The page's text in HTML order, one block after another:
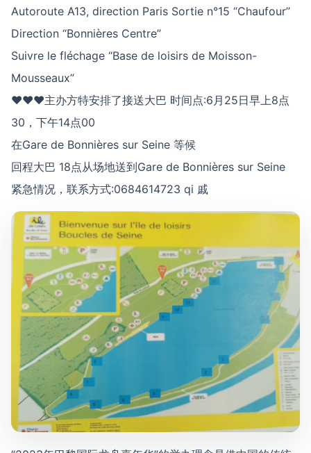
Autoroute A13, direction Paris Sortie n°15 “Chaufour”
Direction “Bonnières Centre”
Suivre le fléchage “Base de loisirs de Moisson-
Mousseaux”
♥♥♥主办方特安排了接送大巴 时间点:6月25日早上8点
30，下午14点00
在Gare de Bonnières sur Seine 等候
回程大巴 18点从场地送到Gare de Bonnières sur Seine
紧急情况，联系方式:0684614723 qi 戚